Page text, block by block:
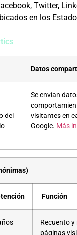
Twitter,
en los
Datos
del
Se envían
visitantes en
Google. Más
Función
Recuento y
páginas